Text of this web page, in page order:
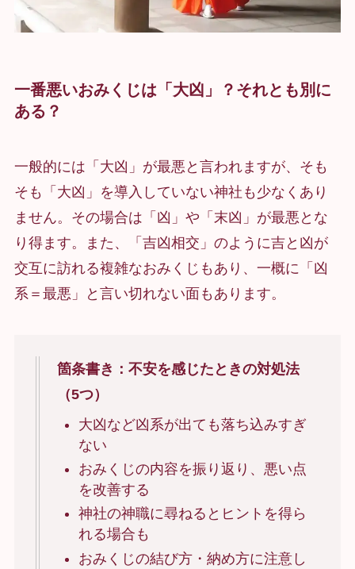
一番悪いおみくじは「大凶」？それとも別に
ある？
一般的には「大凶」が最悪と言われますが、そも
そも「大凶」を導入していない神社も少なくあり
ません。その場合は「凶」や「末凶」が最悪とな
り得ます。また、「吉凶相交」のように吉と凶が
交互に訪れる複雑なおみくじもあり、一概に「凶
系＝最悪」と言い切れない面もあります。
箇条書き：不安を感じたときの対処法
（5つ）
大凶など凶系が出ても落ち込みすぎ
ない
おみくじの内容を振り返り、悪い点
を改善する
神社の神職に尋ねるとヒントを得ら
れる場合も
おみくじの結び方・納め方に注意し